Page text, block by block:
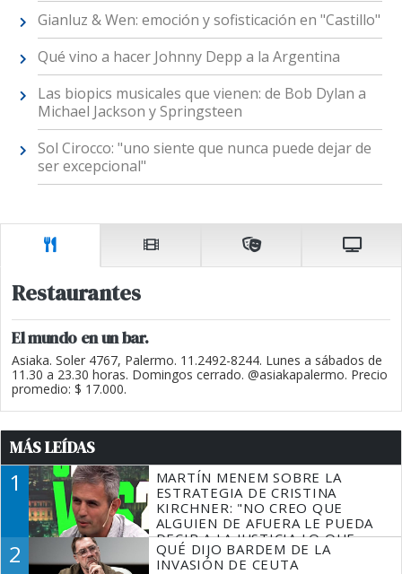
Gianluz & Wen: emoción y sofisticación en "Castillo"
Qué vino a hacer Johnny Depp a la Argentina
Las biopics musicales que vienen: de Bob Dylan a
Michael Jackson y Springsteen
Sol Cirocco: "uno siente que nunca puede dejar de
ser excepcional"
Restaurantes
El mundo en un bar.
Asiaka. Soler 4767, Palermo. 11.2492-8244. Lunes a sábados de
11.30 a 23.30 horas. Domingos cerrado. @asiakapalermo. Precio
promedio: $ 17.000.
MÁS LEÍDAS
1
MARTÍN MENEM SOBRE LA
ESTRATEGIA DE CRISTINA
KIRCHNER: "NO CREO QUE
ALGUIEN DE AFUERA LE PUEDA
DECIR A LA JUSTICIA LO QUE
TIENE QUE HACER"
2
QUÉ DIJO BARDEM DE LA
INVASIÓN DE CEUTA